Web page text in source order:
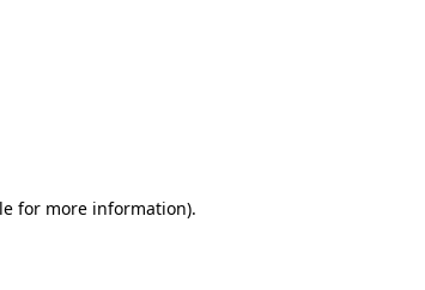
for more information).